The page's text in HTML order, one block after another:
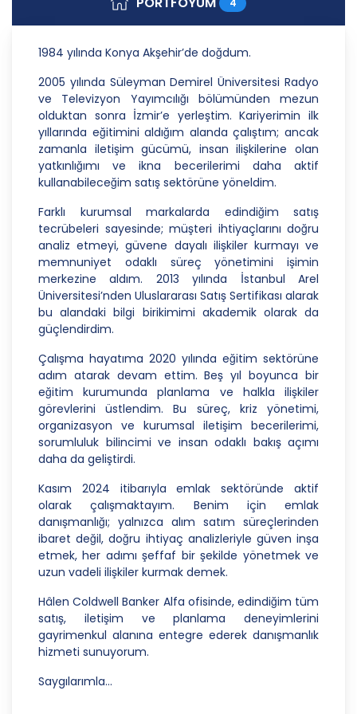
Danışmanlık Hizmetleri A.Ş.; kişisel verilerin
işlenmesi faaliyetleri kapsamında hukuka ve
yükümlüdür. Bu kapsamda, orantılılık gereklilikleri
dikkate alınacakve kişisel verileri işleme amacı
dışında kullanmayacaktır.
2. Kişisel Verilerin Doğru ve Gerektiğinde
Güncel Olmasını Sağlama
CB Gayrimenkul Franchising Pazarlama ve
Danışmanlık Hizmetleri A.Ş.; kişisel veri sahiplerinin
dikkate alarak işlediği kişisel verilerin doğru ve
güncel olmasını sağlamakla ve bu doğrultuda
gerekli tedbirleri almak için gerekli sistemleri
kurmakla yükümlüdür.
3. Belirli, Açık ve Meşru Amaçlarla İşleme
CB Gayrimenkul Franchising Pazarlama ve
amaçla işleneceğini belirlemekle ve bu amaçları
kişisel veriler işlenmeden önce veri sahiplerinin
bilgisine sunmakla yükümlüdür. Kişisel veriler
belirtilen meşru ve hukuka uygun amaçlar
dışında işlenmeyecektir..
4. İşlendikleri Amaçla Bağlantılı, Sınırlı ve Ölçülü
CB Gayrimenkul Franchising Pazarlama ve
Danışmanlık Hizmetleri A.Ş.; kişisel verileri
belirlenen amaçların gerçekleştirilmesine elverişli
bir biçimde işleyecek ve amacın
gerçekleştirilmesi ile ilgili olmayan veya ihtiyaç
kaçınacaktır.
5. İlgili Mevzuatta Öngörülen veya İşlendikleri
Amaç İçin Gerekli Olan Süre Kadar Muhafaza
1984 yılında Konya Akşehir’de doğdum.
2005 yılında Süleyman Demirel Üniversitesi Radyo
ve Televizyon Yayımcılığı bölümünden mezun
olduktan sonra İzmir’e yerleştim. Kariyerimin ilk
yıllarında eğitimini aldığım alanda çalıştım; ancak
zamanla iletişim gücümü, insan ilişkilerine olan
yatkınlığımı ve ikna becerilerimi daha aktif
kullanabileceğim satış sektörüne yöneldim.
Farklı kurumsal markalarda edindiğim satış
tecrübeleri sayesinde; müşteri ihtiyaçlarını doğru
analiz etmeyi, güvene dayalı ilişkiler kurmayı ve
memnuniyet odaklı süreç yönetimini işimin
merkezine aldım. 2013 yılında İstanbul Arel
Üniversitesi’nden Uluslararası Satış Sertifikası alarak
bu alandaki bilgi birikimimi akademik olarak da
güçlendirdim.
Çalışma hayatıma 2020 yılında eğitim sektörüne
adım atarak devam ettim. Beş yıl boyunca bir
eğitim kurumunda planlama ve halkla ilişkiler
görevlerini üstlendim. Bu süreç, kriz yönetimi,
organizasyon ve kurumsal iletişim becerilerimi,
sorumluluk bilincimi ve insan odaklı bakış açımı
daha da geliştirdi.
Kasım 2024 itibarıyla emlak sektöründe aktif
olarak çalışmaktayım. Benim için emlak
danışmanlığı; yalnızca alım satım süreçlerinden
ibaret değil, doğru ihtiyaç analizleriyle güven inşa
etmek, her adımı şeffaf bir şekilde yönetmek ve
uzun vadeli ilişkiler kurmak demek.
Hâlen Coldwell Banker Alfa ofisinde, edindiğim tüm
satış, iletişim ve planlama deneyimlerini
gayrimenkul alanına entegre ederek danışmanlık
hizmeti sunuyorum.
Saygılarımla...